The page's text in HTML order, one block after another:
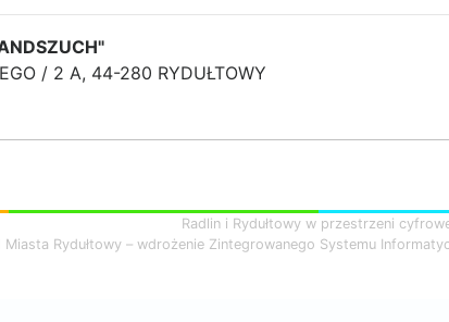
/ 2 A, 44-280 RYDUŁTOWY
Radlin i Rydułtowy w przestrzeni
Rydułtowy – wdrożenie Zintegrowanego Systemu